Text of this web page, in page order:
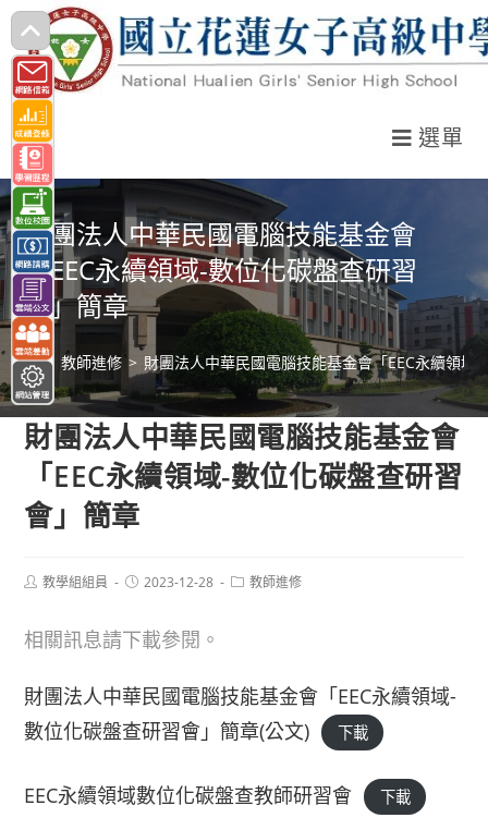
跳
轉
至
主
要
內
容
選單
財團法人中華民國電腦技能基金會
「EEC永續領域-數位化碳盤查研習
會」簡章
> 教師進修 > 財團法人中華民國電腦技能基金會「EEC永續領域
財團法人中華民國電腦技能基金會
「EEC永續領域-數位化碳盤查研習
會」簡章
Post教學組組員
Post2023-12-28
Post教師進修
相關訊息請下載參閱。
財團法人中華民國電腦技能基金會「EEC永續領域-
數位化碳盤查研習會」簡章(公文)
下載
EEC永續領域數位化碳盤查教師研習會 下載